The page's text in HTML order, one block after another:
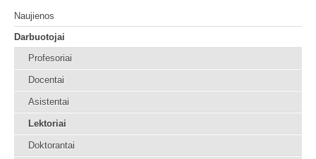
Naujienos
Darbuotojai
Profesoriai
Docentai
Asistentai
Lektoriai
Doktorantai